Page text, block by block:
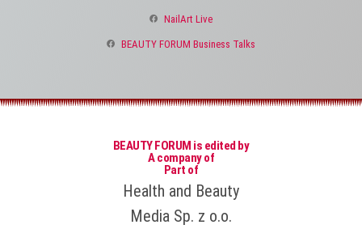
NailArt Live
BEAUTY FORUM Business Talks
BEAUTY FORUM is edited by
A company of
Part of
Health and Beauty
Media Sp. z o.o.